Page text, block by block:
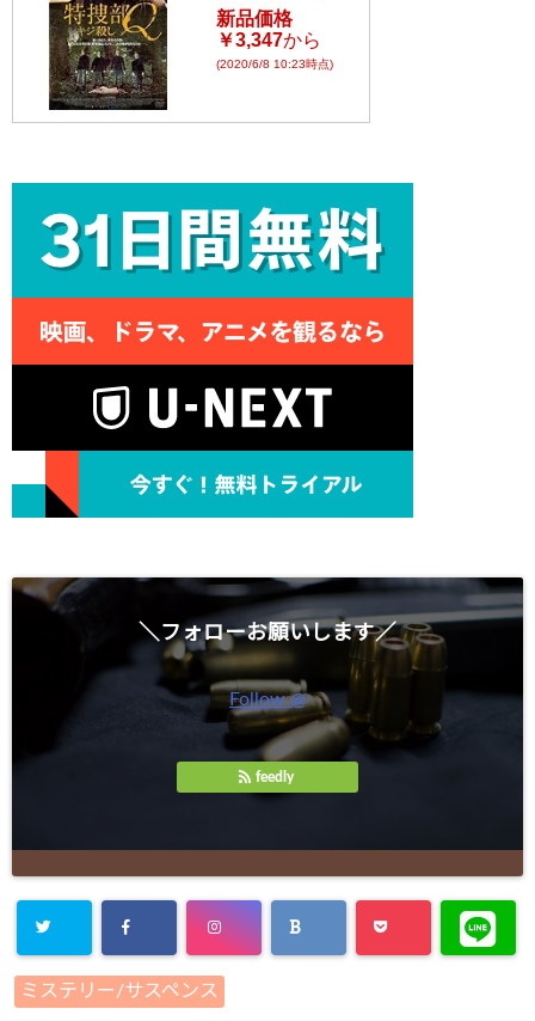
新品価格
￥3,347から
(2020/6/8 10:23時点)
＼フォローお願いします／
Follow @
feedly
Undefined
ミステリー/サスペンス